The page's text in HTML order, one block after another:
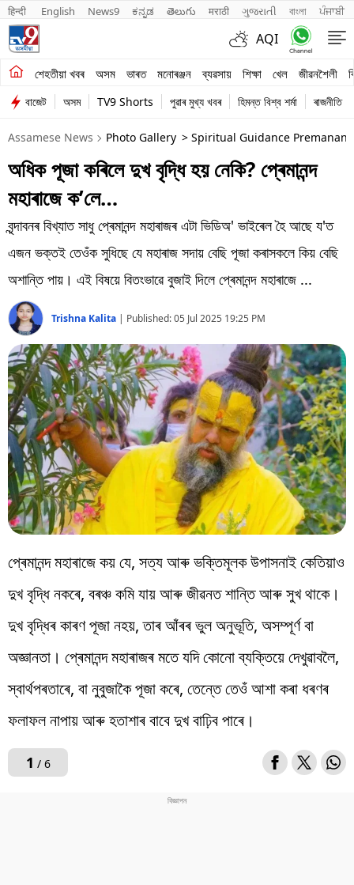
हिन्दी English News9 ಕನ್ನಡ తెలుగు मराठी ગુજરાતી বাংলা ਪੰਜਾਬੀ
AQI
শেহতীয়া খবৰ অসম ভাৰত মনোৰঞ্জন ব্যৱসায় শিক্ষা খেল জীৱনশৈলী
শেহতীয়া খবৰ
অসম
ভাৰত
মনোৰঞ্জন
শিক্ষা
খেল
জীৱনশৈলী
বিশ্ব
প্ৰযুক্তি
Videos
বাজেট অসম TV9 Shorts পুৱাৰ মুখ্য খবৰ হিমন্ত বিশ্ব শৰ্মা ৰাজনীতি
Assamese News Photo Gallery > Spiritual Guidance
অধিক পূজা কৰিলে দুখ বৃদ্ধি হয় নেকি? প্ৰেমানন্দ
মহাৰাজে ক’লে…
বৃন্দাবনৰ বিখ্যাত সাধু প্ৰেমানন্দ মহাৰাজৰ এটা ভিডিঅ' ভাইৰেল হৈ আছে য'ত
এজন ভক্তই তেওঁক সুধিছে যে মহাৰাজ সদায় বেছি পূজা কৰাসকলে কিয় বেছি
অশান্তি পায়। এই বিষয়ে বিতংভাৱে বুজাই দিলে প্ৰেমানন্দ মহাৰাজে ...
Trishna Kalita | Published:05 Jul 2025 19:25 PM
প্ৰেমানন্দ মহাৰাজে কয় যে, সত্য আৰু ভক্তিমূলক উপাসনাই কেতিয়াও
দুখ বৃদ্ধি নকৰে, বৰঞ্চ কমি যায় আৰু জীৱনত শান্তি আৰু সুখ থাকে।
দুখ বৃদ্ধিৰ কাৰণ পূজা নহয়, তাৰ আঁৰৰ ভুল অনুভূতি, অসম্পূৰ্ণ বা
অজ্ঞানতা। প্ৰেমানন্দ মহাৰাজৰ মতে যদি কোনো ব্যক্তিয়ে দেখুৱাবলৈ,
স্বাৰ্থপৰতাৰে, বা নুবুজাকৈ পূজা কৰে, তেন্তে তেওঁ আশা কৰা ধৰণৰ
ফলাফল নাপায় আৰু হতাশাৰ বাবে দুখ বাঢ়িব পাৰে।
1 / 6